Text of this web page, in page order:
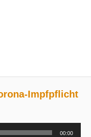
Impfpflicht
00:00